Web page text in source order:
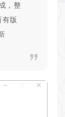
，整
版